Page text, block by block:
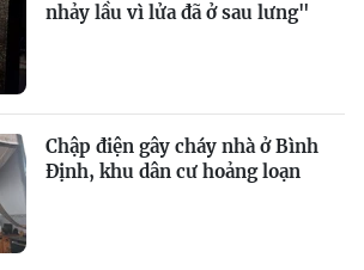
nhảy lầu vì lửa đã ở sau lưng"
Chập điện gây cháy nhà ở Bình
Định, khu dân cư hoảng loạn